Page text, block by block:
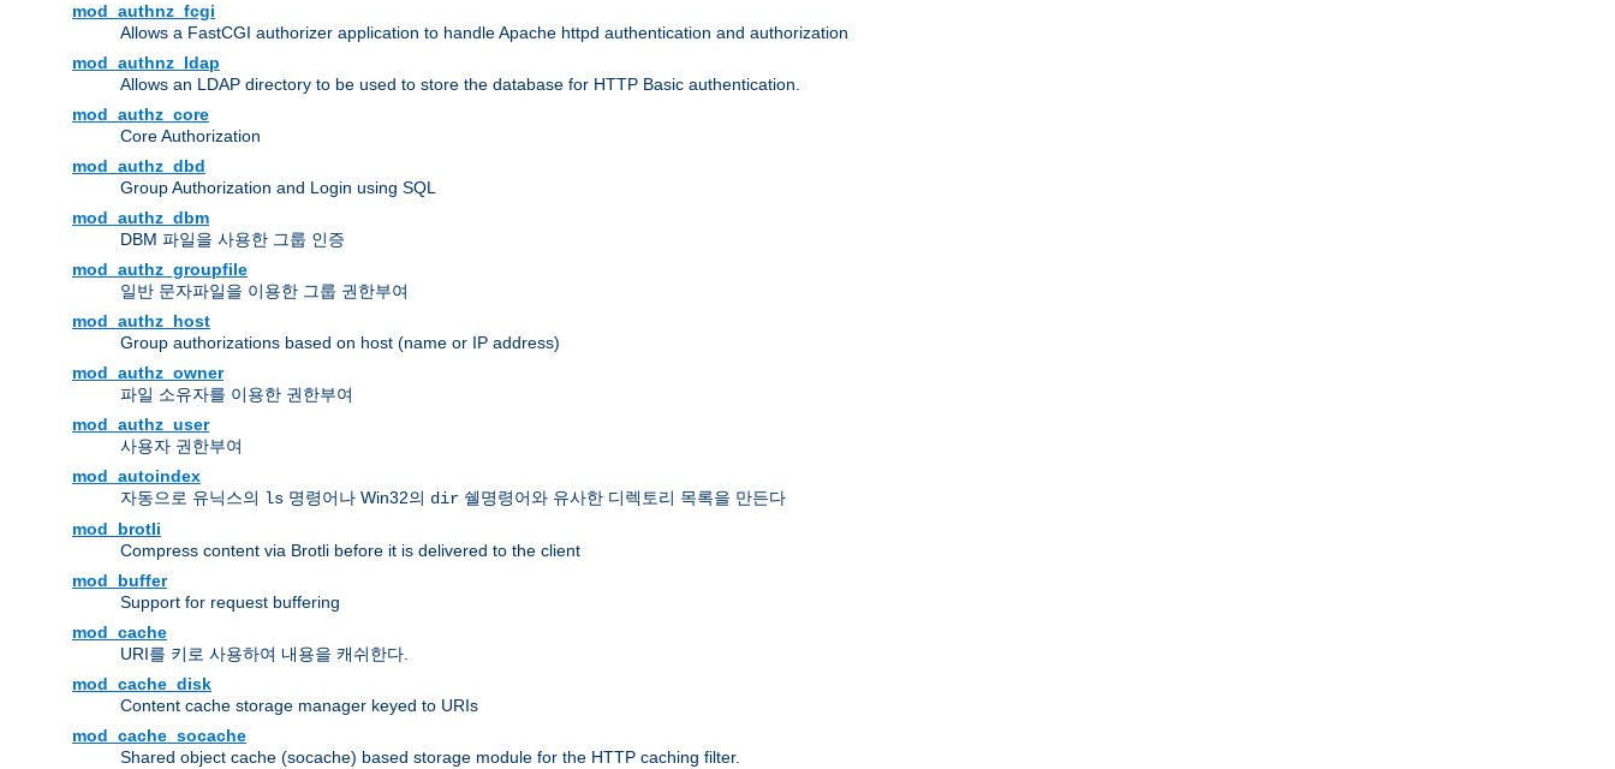
mod_authnz_fcgi
Allows a FastCGI authorizer application to handle Apache httpd authentication and authorization
mod_authnz_ldap
Allows an LDAP directory to be used to store the database for HTTP Basic authentication.
mod_authz_core
Core Authorization
mod_authz_dbd
Group Authorization and Login using SQL
mod_authz_dbm
DBM 파일을 사용한 그룹 인증
mod_authz_groupfile
일반 문자파일을 이용한 그룹 권한부여
mod_authz_host
Group authorizations based on host (name or IP address)
mod_authz_owner
파일 소유자를 이용한 권한부여
mod_authz_user
사용자 권한부여
mod_autoindex
자동으로 유닉스의 ls 명령어나 Win32의 dir 쉘명령어와 유사한 디렉토리 목록을 만든다
mod_brotli
Compress content via Brotli before it is delivered to the client
mod_buffer
Support for request buffering
mod_cache
URI를 키로 사용하여 내용을 캐쉬한다.
mod_cache_disk
Content cache storage manager keyed to URIs
mod_cache_socache
Shared object cache (socache) based storage module for the HTTP caching filter.